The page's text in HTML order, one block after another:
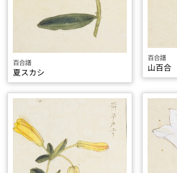
百合譜
夏スカシ
百合譜
山百合